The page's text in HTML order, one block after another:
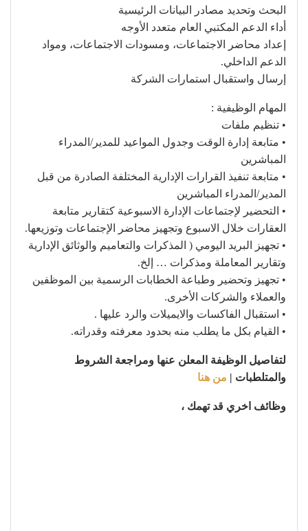
البحث وتحديد مصادر البيانات الرئيسية
أداء الدعم المكتبي العام متعدد الأوجه
إعداد محاضر الاجتماعات، ومسودات الاجتماعات، ومواد
الدعم الداخلي.
إرسال واستقبال استمارات الشركة
المهام الوظيفية :
• تنظيم ملفات
• متابعة إدارة الوقت وجدول المواعيد للمدير/المدراء
المباشرين
• متابعة تنفيذ القرارات الإدارية المختلفة الصادرة من قبل
المدير/المدراء المباشرين
• التحضير لإجتماعات الإدارة الاسبوعية كتقارير متابعة
العقارات خلال الاسبوع وتجهيز محاضر الإجتماعات وتوزيعها.
• تجهيز البريد اليومي ( المذكرات والتعاميم والوثائق الإدارية
وتقارير المعاملة ومذكرات … إلخ.
• تجهيز وتحضير وطباعة الخطابات الرسمية بين الموظفين
والعملاء والشركات الأخرى.
• استقبال الفاكسات والايميلات والرد عليها .
• القيام بكل ما يطلب منه بحدود معرفته وقدراته.
لتفاصيل الوظيفة المعلن عنها ومراجعة الشروط
والمتلطبات | من هنا
وظائف اخري قد تهمك ،